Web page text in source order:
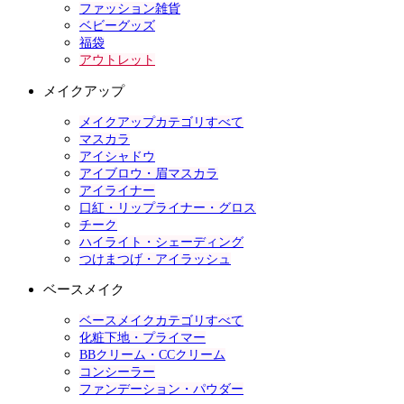
ファッション雑貨
ベビーグッズ
福袋
アウトレット
メイクアップ
メイクアップカテゴリすべて
マスカラ
アイシャドウ
アイブロウ・眉マスカラ
アイライナー
口紅・リップライナー・グロス
チーク
ハイライト・シェーディング
つけまつげ・アイラッシュ
ベースメイク
ベースメイクカテゴリすべて
化粧下地・プライマー
BBクリーム・CCクリーム
コンシーラー
ファンデーション・パウダー